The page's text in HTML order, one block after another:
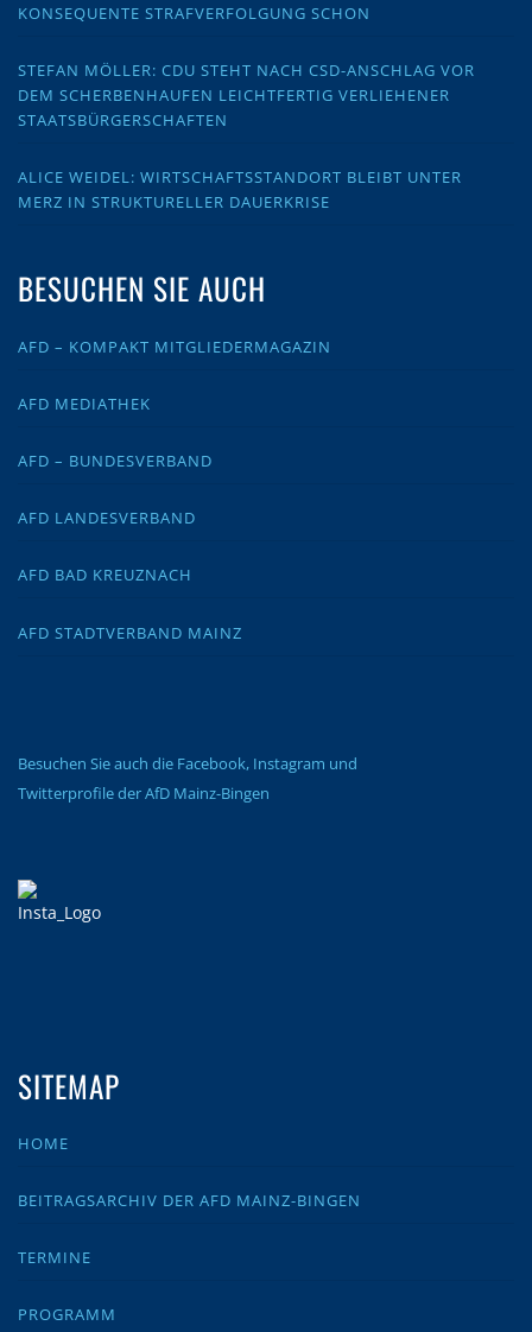
KONSEQUENTE STRAFVERFOLGUNG SCHON
STEFAN MÖLLER: CDU STEHT NACH CSD-ANSCHLAG VOR
DEM SCHERBENHAUFEN LEICHTFERTIG VERLIEHENER
STAATSBÜRGERSCHAFTEN
ALICE WEIDEL: WIRTSCHAFTSSTANDORT BLEIBT UNTER
MERZ IN STRUKTURELLER DAUERKRISE
BESUCHEN SIE AUCH
AFD – KOMPAKT MITGLIEDERMAGAZIN
AFD MEDIATHEK
AFD – BUNDESVERBAND
AFD LANDESVERBAND
AFD BAD KREUZNACH
AFD STADTVERBAND MAINZ
Besuchen Sie auch die Facebook, Instagram und
Twitterprofile der AfD Mainz-Bingen
SITEMAP
HOME
BEITRAGSARCHIV DER AFD MAINZ-BINGEN
TERMINE
PROGRAMM